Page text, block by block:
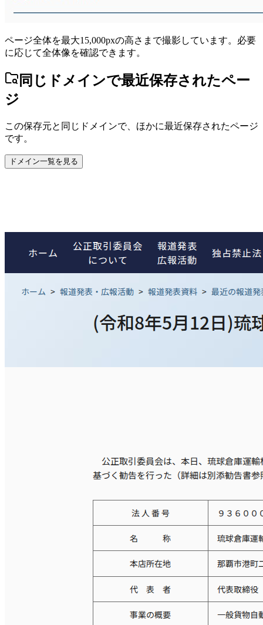
ページ全体を最大15,000pxの高さまで撮影しています。必要
に応じて全体像を確認できます。
同じドメインで最近保存されたペー
ジ
この保存元と同じドメインで、ほかに最近保存されたページ
です。
ドメイン一覧を見る